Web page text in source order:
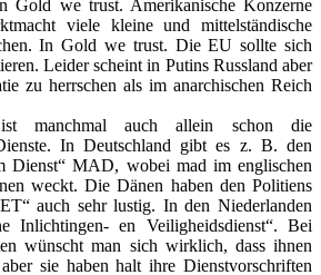
Gold we trust. Amerikanische Konzerne
viele kleine und mittelständische
In Gold we trust. Die EU sollte sich
Leider scheint in Putins Russland aber
zu herrschen als im anarchischen Reich
manchmal auch allein schon die
In Deutschland gibt es z. B. den
Dienst“ MAD, wobei mad im englischen
weckt. Die Dänen haben den Politiens
auch sehr lustig. In den Niederlanden
Inlichtingen- en Veiligheidsdienst“. Bei
wünscht man sich wirklich, dass ihnen
sie haben halt ihre Dienstvorschriften